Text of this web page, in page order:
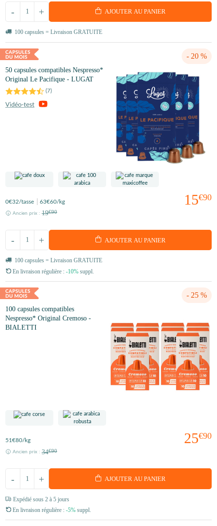
+
- AJOUTER AU PANIER
100 capsules = Livraison GRATUITE
- 20 %
50 capsules compatibles Nespresso*
Original Le Pacifique - LUGAT
(7)
15€90
0€32/tasse 63€60/kg
Ancien prix : 19€90
+
- AJOUTER AU PANIER
100 capsules = Livraison GRATUITE
En livraison régulière : -10% suppl.
- 25 %
100 capsules compatibles
Nespresso* Original Cremoso -
BIALETTI
25€90
51 €80/kg
Ancien prix : 34€90
+
- AJOUTER AU PANIER
Expédié sous 2 à 5 jours
En livraison régulière : -5% suppl.